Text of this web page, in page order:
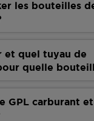
les bouteilles
et quel tuyau de
quelle
GPL carburant